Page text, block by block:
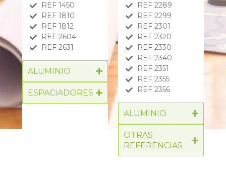
REF 1450
REF 1810
REF 1812
REF 2604
REF 2631
ALUMINIO
ESPACIADORES
REF 2289
REF 2299
REF 2301
REF 2320
REF 2330
REF 2340
REF 2351
REF 2355
REF 2356
ALUMINIO
OTRAS
REFERENCIAS